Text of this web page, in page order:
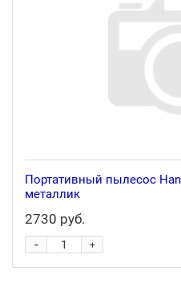
Портативный пылесос
металлик
2730 руб.
+
-